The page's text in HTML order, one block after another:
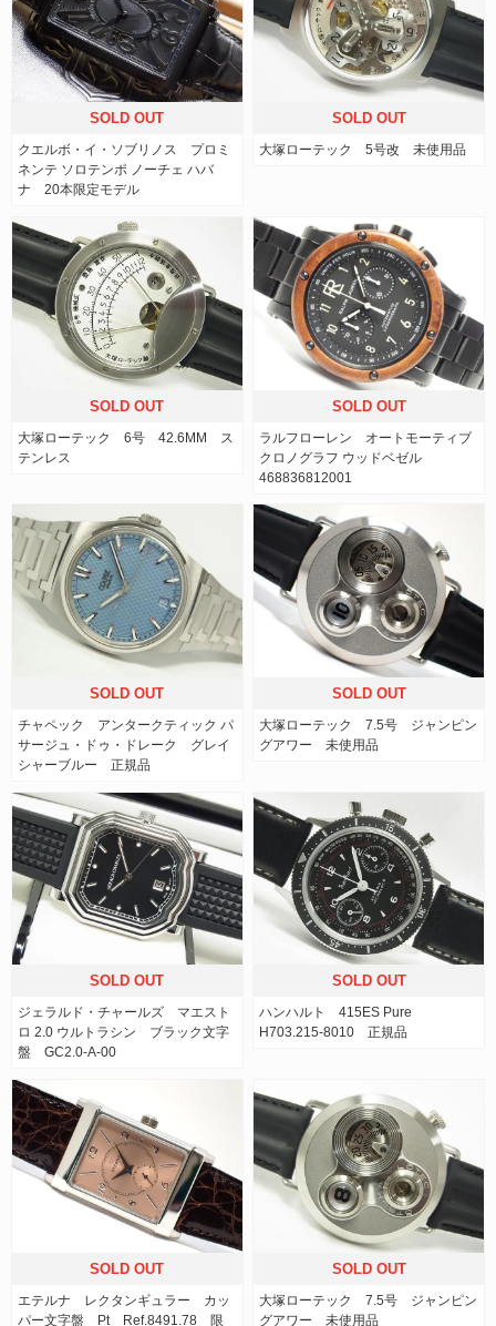
SOLD OUT
クエルボ・イ・ソブリノス プロミ
ネンテ ソロテンポ ノーチェ ハバ
ナ 20本限定モデル
SOLD OUT
大塚ローテック 5号改 未使用品
SOLD OUT
大塚ローテック 6号 42.6MM ス
テンレス
SOLD OUT
ラルフローレン オートモーティブ
クロノグラフ ウッドベゼル
468836812001
SOLD OUT
チャペック アンタークティック パ
サージュ・ドゥ・ドレーク グレイ
シャーブルー 正規品
SOLD OUT
大塚ローテック 7.5号 ジャンピン
グアワー 未使用品
SOLD OUT
ジェラルド・チャールズ マエスト
ロ 2.0 ウルトラシン ブラック文字
盤 GC2.0-A-00
SOLD OUT
ハンハルト 415ES Pure
H703.215-8010 正規品
SOLD OUT
エテルナ レクタンギュラー カッ
パー文字盤 Pt Ref.8491.78 限
SOLD OUT
大塚ローテック 7.5号 ジャンピン
グアワー 未使用品